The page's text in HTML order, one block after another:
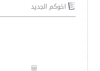
اخوكم الجديد